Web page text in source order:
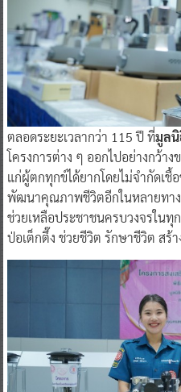
ตลอดระยะเวลากว่า 115 ปี ที่มูลนิ
โครงการต่าง ๆ ออกไปอย่างกว้า
แก่ผู้ตกทุกข์ได้ยากโดยไม่จำกัดเชื้
พัฒนาคุณภาพชีวิตอีกในหลายทา
ช่วยเหลือประชาชนครบวงจรใน
ป่อเต็กตึ๊ง ช่วยชีวิต รักษาชีวิต สร้า